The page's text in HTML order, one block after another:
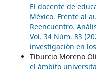
El docente de
México. Frente al
Reencuentro.
Vol. 34 Núm. 83
investigación en
Tiburcio Moreno
el ámbito